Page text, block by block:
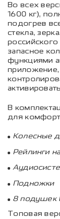
Во всех
1600 кг),
подогрев
стекла,
запасное
функциями
В
для
Колесные
Рейлинги
Подножки
8 подушек
Топовая